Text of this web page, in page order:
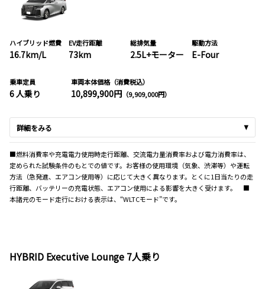
ハイブリッド燃費
16.7km/L
EV走行距離
73km
総排気量
2.5L+モーター
駆動方法
E-Four
乗車定員
6 人乗り
車両本体価格（消費税込）
10,899,900円（9,909,000円）
詳細をみる
■燃料消費率や充電電力使用時走行距離、交流電力量消費率および電力消費率は、
定められた試験条件のもとでの値です。お客様の使用環境（気象、渋滞等）や運転
方法（急発進、エアコン使用等）に応じて大きく異なります。とくに1日当たりの走
行距離、バッテリーの充電状態、エアコン使用による影響を大きく受けます。 ■
本諸元のモード走行における表示は、“WLTCモード”です。
HYBRID Executive Lounge 7人乗り